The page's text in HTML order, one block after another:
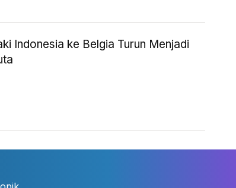
Indonesia ke Belgia Turun Menjadi